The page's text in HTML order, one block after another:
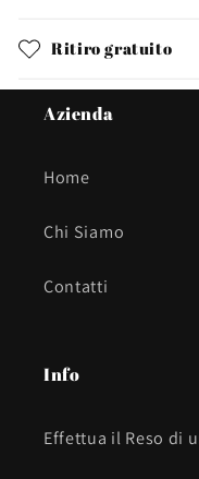
Ritiro gratuito
Azienda
Home
Chi Siamo
Contatti
Info
Effettua il Reso di